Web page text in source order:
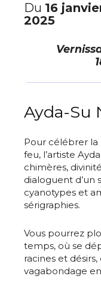
Du 16
2025
Ayda-Su
Pour célébrer
feu, l’artiste
chimères,
dialoguent d’un
cyanotypes et
sérigraphies.
Vous pourrez
temps, où se
racines et
vagabondage